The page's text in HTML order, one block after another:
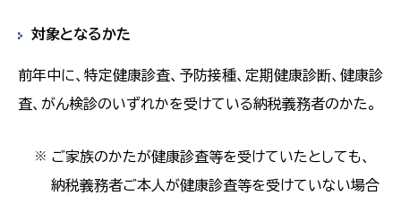
対象となるかた
前年中に、特定健康診査、予防接種、定期健康診断、健康診
査、がん検診のいずれかを受けている納税義務者のかた。
※ ご家族のかたが健康診査等を受けていたとしても、
納税義務者ご本人が健康診査等を受けていない場合